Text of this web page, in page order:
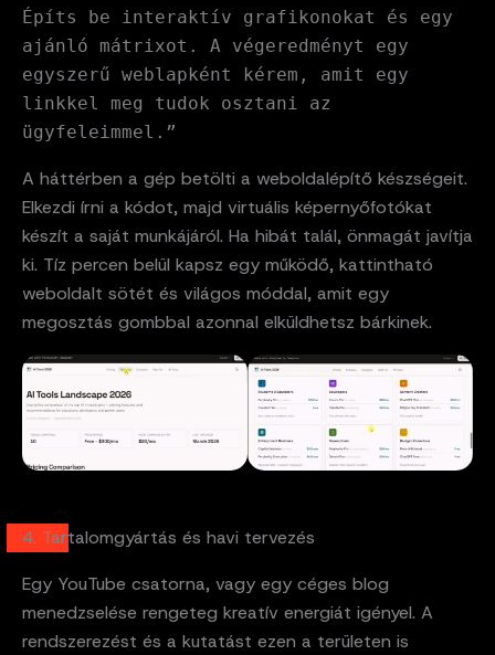
Építs be interaktív grafikonokat és egy
ajánló mátrixot. A végeredményt egy
egyszerű weblapként kérem, amit egy
linkkel meg tudok osztani az
ügyfeleimmel.”
A háttérben a gép betölti a weboldalépítő készségeit.
Elkezdi írni a kódot, majd virtuális képernyőfotókat
készít a saját munkájáról. Ha hibát talál, önmagát javítja
ki. Tíz percen belül kapsz egy működő, kattintható
weboldalt sötét és világos móddal, amit egy
megosztás gombbal azonnal elküldhetsz bárkinek.
4. Tartalomgyártás és havi tervezés
Egy YouTube csatorna, vagy egy céges blog
menedzselése rengeteg kreatív energiát igényel. A
rendszerezést és a kutatást ezen a területen is